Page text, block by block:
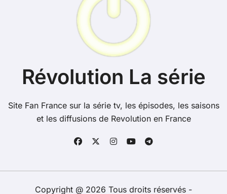
Révolution La série
Site Fan France sur la série tv, les épisodes, les saisons
et les diffusions de Revolution en France
Copyright @ 2026 Tous droits réservés -